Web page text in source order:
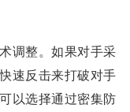
调整。如果对手采
速反击来打破对手
以选择通过密集防